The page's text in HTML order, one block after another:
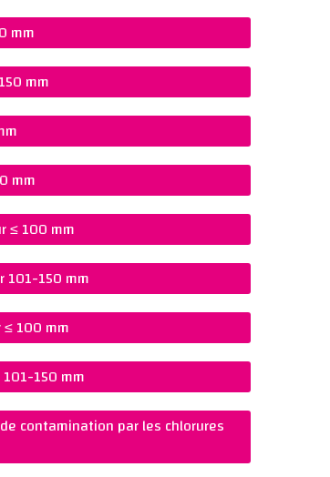
mm
mm
mm
≤ 100 mm
101-150 mm
100 mm
150 mm
contamination par les chlorures